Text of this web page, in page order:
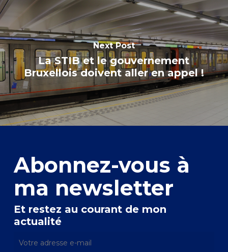
Next Post
La STIB et le gouvernement
Bruxellois doivent aller en appel !
Abonnez-vous à
ma newsletter
Et restez au courant de mon
actualité